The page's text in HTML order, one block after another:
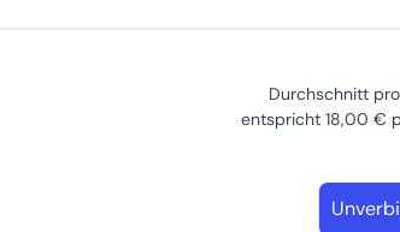
Durchschnitt
entspricht 18,00 €